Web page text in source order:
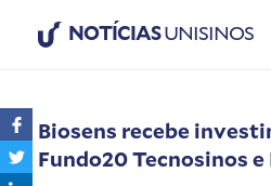
NOTÍCIASUNISINOS
Biosens recebe
Fundo20 Tecnosinos